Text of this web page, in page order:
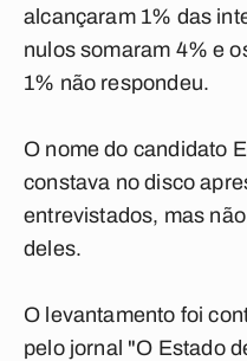
alcançaram 1% das
nulos somaram 4% e
1% não respondeu.
O nome do candidato
constava no disco
entrevistados, mas
deles.
O levantamento foi
pelo jornal "O Estado